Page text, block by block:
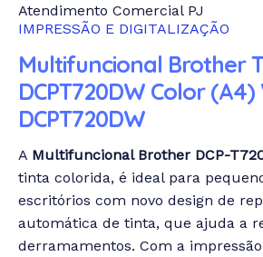
Atendimento Comercial PJ
IMPRESSÃO E DIGITALIZAÇÃO
Multifuncional Brother
DCPT720DW Color (A4)
DCPT720DW
A Multifuncional Brother DCP-
tinta colorida, é ideal para
escritórios com novo design de
automática de tinta, que ajuda a
derramamentos. Com a